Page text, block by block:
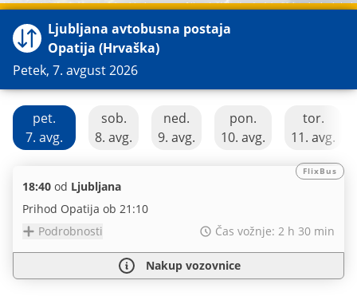
Ljubljana avtobusna postaja
Opatija (Hrvaška)
Petek, 7. avgust 2026
pet.
7. avg.
sob.
8. avg.
ned.
9. avg.
pon.
10. avg.
tor.
11. avg.
FlixBus
18:40 od Ljubljana
Prihod Opatija ob 21:10
Podrobnosti
Čas vožnje: 2 h 30 min
Nakup vozovnice